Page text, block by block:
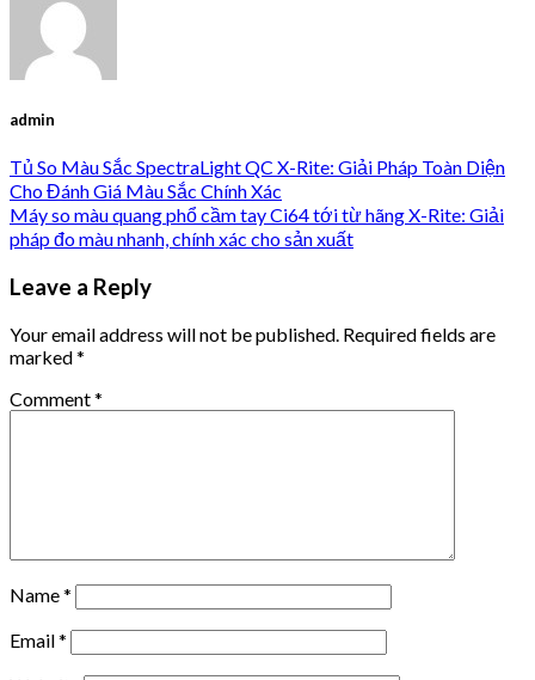
admin
Tủ So Màu Sắc SpectraLight QC X-Rite: Giải Pháp Toàn Diện
Cho Đánh Giá Màu Sắc Chính Xác
Máy so màu quang phổ cầm tay Ci64 tới từ hãng X-Rite: Giải
pháp đo màu nhanh, chính xác cho sản xuất
Leave a Reply
Your email address will not be published. Required fields are
marked*
Comment*
Name*
Email*